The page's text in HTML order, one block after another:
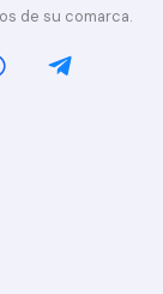
de su comarca.